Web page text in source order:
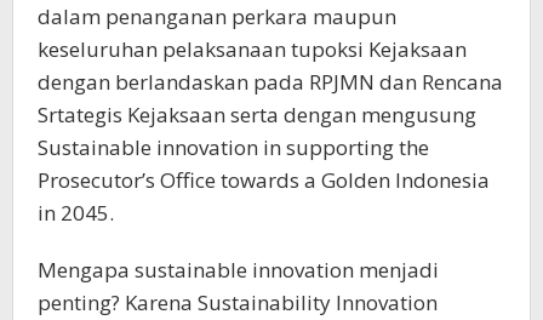
dalam penanganan perkara maupun
keseluruhan pelaksanaan tupoksi Kejaksaan
dengan berlandaskan pada RPJMN dan Rencana
Srtategis Kejaksaan serta dengan mengusung
Sustainable innovation in supporting the
Prosecutor’s Office towards a Golden Indonesia
in 2045.
Mengapa sustainable innovation menjadi
penting? Karena Sustainability Innovation